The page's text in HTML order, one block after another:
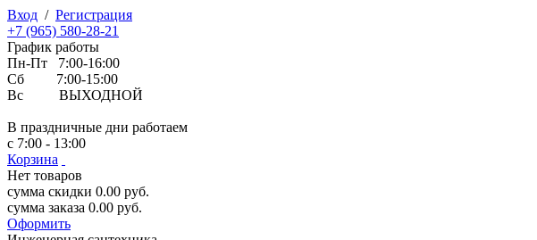
Вход / Регистрация
+7 (965) 580-28-21
График работы
Пн-Пт 7:00-16:00
Сб 7:00-15:00
Вс ВЫХОДНОЙ
В праздничные дни работаем
с 7:00 - 13:00
Корзина
Нет товаров
сумма скидки 0.00 руб.
сумма заказа 0.00 руб.
Оформить